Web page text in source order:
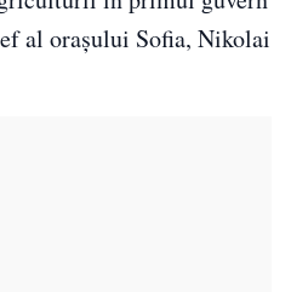
al oraşului Sofia, Nikolai